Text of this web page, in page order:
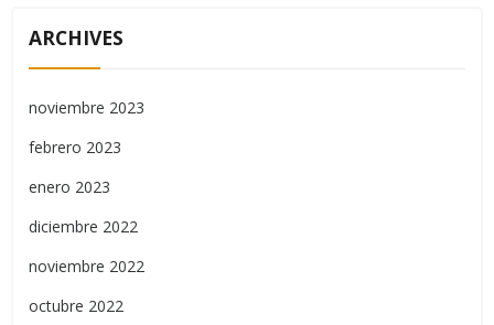
ARCHIVES
noviembre 2023
febrero 2023
enero 2023
diciembre 2022
noviembre 2022
octubre 2022